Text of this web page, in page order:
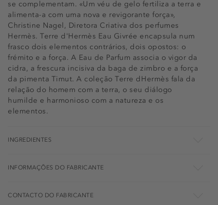
se complementam. «Um véu de gelo fertiliza a terra e
alimenta-a com uma nova e revigorante força»,
Christine Nagel, Diretora Criativa dos perfumes
Hermès. Terre d'Hermès Eau Givrée encapsula num
frasco dois elementos contrários, dois opostos: o
frémito e a força. A Eau de Parfum associa o vigor da
cidra, a frescura incisiva da baga de zimbro e a força
da pimenta Timut. A coleção Terre dHermès fala da
relação do homem com a terra, o seu diálogo
humilde e harmonioso com a natureza e os
elementos.
INGREDIENTES
INFORMAÇÕES DO FABRICANTE
CONTACTO DO FABRICANTE